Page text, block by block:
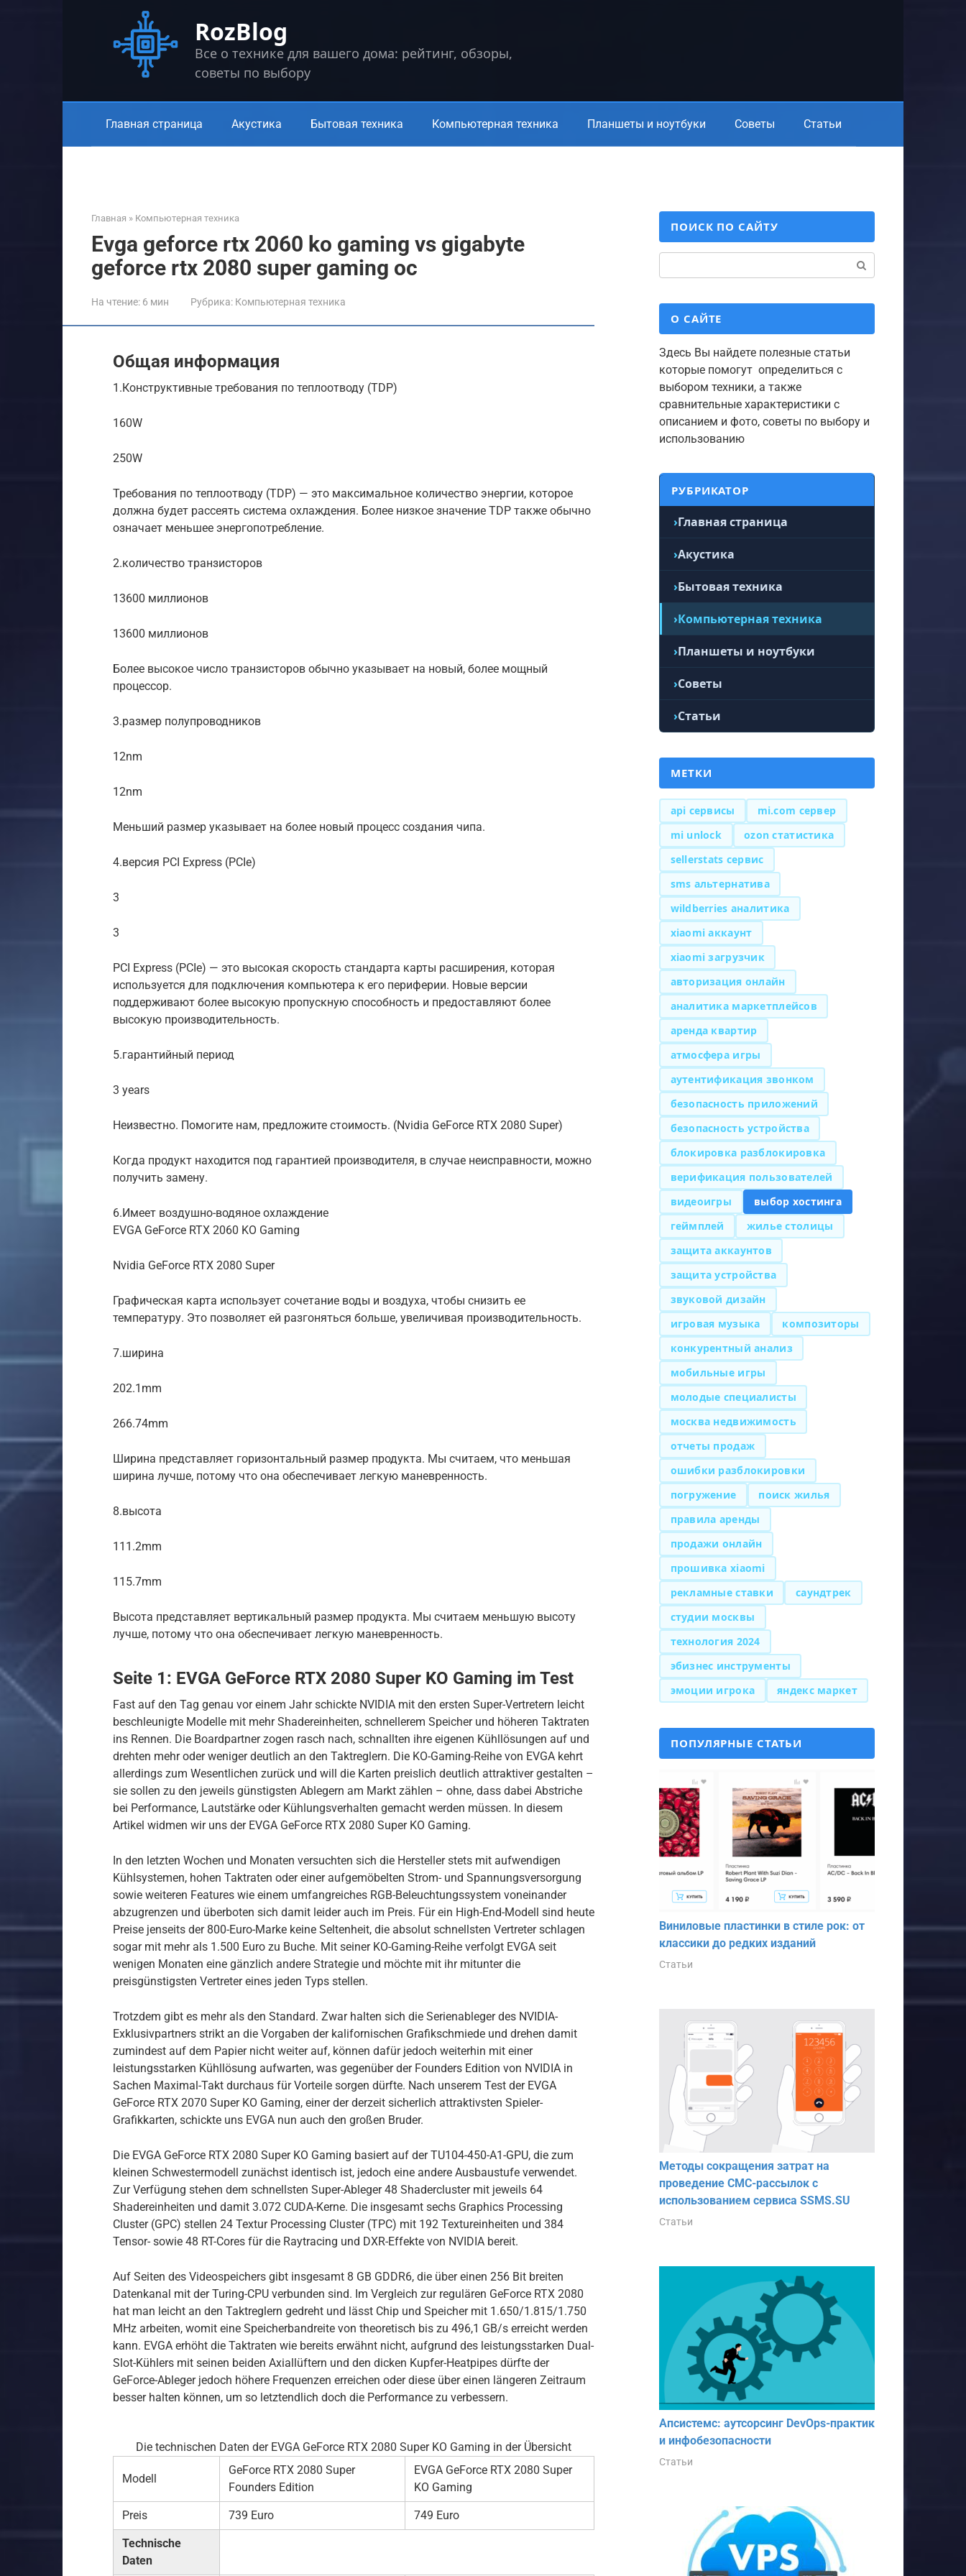
RozBlog
Все о технике для вашего дома: рейтинг, обзоры,
советы по выбору
Главная страница Акустика Бытовая техника Компьютерная техника Планшеты и ноутбуки Советы Статьи
Главная » Компьютерная техника
Evga geforce rtx 2060 ko gaming vs gigabyte
geforce rtx 2080 super gaming oc
На чтение: 6 мин Рубрика: Компьютерная техника
Общая информация
1.Конструктивные требования по теплоотводу (TDP)
160W
250W
Требования по теплоотводу (TDP) — это максимальное количество энергии, которое
должна будет рассеять система охлаждения. Более низкое значение TDP также обычно
означает меньшее энергопотребление.
2.количество транзисторов
13600 миллионов
13600 миллионов
Более высокое число транзисторов обычно указывает на новый, более мощный
процессор.
3.размер полупроводников
12nm
12nm
Меньший размер указывает на более новый процесс создания чипа.
4.версия PCI Express (PCIe)
3
3
PCI Express (PCIe) — это высокая скорость стандарта карты расширения, которая
используется для подключения компьютера к его периферии. Новые версии
поддерживают более высокую пропускную способность и предоставляют более
высокую производительность.
5.гарантийный период
3 years
Неизвестно. Помогите нам, предложите стоимость. (Nvidia GeForce RTX 2080 Super)
Когда продукт находится под гарантией производителя, в случае неисправности, можно
получить замену.
6.Имеет воздушно-водяное охлаждение
EVGA GeForce RTX 2060 KO Gaming
Nvidia GeForce RTX 2080 Super
Графическая карта использует сочетание воды и воздуха, чтобы снизить ее
температуру. Это позволяет ей разгоняться больше, увеличивая производительность.
7.ширина
202.1mm
266.74mm
Ширина представляет горизонтальный размер продукта. Мы считаем, что меньшая
ширина лучше, потому что она обеспечивает легкую маневренность.
8.высота
111.2mm
115.7mm
Высота представляет вертикальный размер продукта. Мы считаем меньшую высоту
лучше, потому что она обеспечивает легкую маневренность.
Seite 1: EVGA GeForce RTX 2080 Super KO Gaming im Test
Fast auf den Tag genau vor einem Jahr schickte NVIDIA mit den ersten Super-Vertretern leicht
beschleunigte Modelle mit mehr Shadereinheiten, schnellerem Speicher und höheren Taktraten
ins Rennen. Die Boardpartner zogen rasch nach, schnallten ihre eigenen Kühllösungen auf und
drehten mehr oder weniger deutlich an den Taktreglern. Die KO-Gaming-Reihe von EVGA kehrt
allerdings zum Wesentlichen zurück und will die Karten preislich deutlich attraktiver gestalten –
sie sollen zu den jeweils günstigsten Ablegern am Markt zählen – ohne, dass dabei Abstriche
bei Performance, Lautstärke oder Kühlungsverhalten gemacht werden müssen. In diesem
Artikel widmen wir uns der EVGA GeForce RTX 2080 Super KO Gaming.
In den letzten Wochen und Monaten versuchten sich die Hersteller stets mit aufwendigen
Kühlsystemen, hohen Taktraten oder einer aufgemöbelten Strom- und Spannungsversorgung
sowie weiteren Features wie einem umfangreiches RGB-Beleuchtungssystem voneinander
abzugrenzen und überboten sich damit leider auch im Preis. Für ein High-End-Modell sind heute
Preise jenseits der 800-Euro-Marke keine Seltenheit, die absolut schnellsten Vertreter schlagen
sogar mit mehr als 1.500 Euro zu Buche. Mit seiner KO-Gaming-Reihe verfolgt EVGA seit
wenigen Monaten eine gänzlich andere Strategie und möchte mit ihr mitunter die
preisgünstigsten Vertreter eines jeden Typs stellen.
Trotzdem gibt es mehr als den Standard. Zwar halten sich die Serienableger des NVIDIA-
Exklusivpartners strikt an die Vorgaben der kalifornischen Grafikschmiede und drehen damit
zumindest auf dem Papier nicht weiter auf, können dafür jedoch weiterhin mit einer
leistungsstarken Kühllösung aufwarten, was gegenüber der Founders Edition von NVIDIA in
Sachen Maximal-Takt durchaus für Vorteile sorgen dürfte. Nach unserem Test der EVGA
GeForce RTX 2070 Super KO Gaming, einer der derzeit sicherlich attraktivsten Spieler-
Grafikkarten, schickte uns EVGA nun auch den großen Bruder.
Die EVGA GeForce RTX 2080 Super KO Gaming basiert auf der TU104-450-A1-GPU, die zum
kleinen Schwestermodell zunächst identisch ist, jedoch eine andere Ausbaustufe verwendet.
Zur Verfügung stehen dem schnellsten Super-Ableger 48 Shadercluster mit jeweils 64
Shadereinheiten und damit 3.072 CUDA-Kerne. Die insgesamt sechs Graphics Processing
Cluster (GPC) stellen 24 Textur Processing Cluster (TPC) mit 192 Textureinheiten und 384
Tensor- sowie 48 RT-Cores für die Raytracing und DXR-Effekte von NVIDIA bereit.
Auf Seiten des Videospeichers gibt insgesamt 8 GB GDDR6, die über einen 256 Bit breiten
Datenkanal mit der Turing-CPU verbunden sind. Im Vergleich zur regulären GeForce RTX 2080
hat man leicht an den Taktreglern gedreht und lässt Chip und Speicher mit 1.650/1.815/1.750
MHz arbeiten, womit eine Speicherbandreite von theoretisch bis zu 496,1 GB/s erreicht werden
kann. EVGA erhöht die Taktraten wie bereits erwähnt nicht, aufgrund des leistungsstarken Dual-
Slot-Kühlers mit seinen beiden Axiallüftern und den dicken Kupfer-Heatpipes dürfte der
GeForce-Ableger jedoch höhere Frequenzen erreichen oder diese über einen längeren Zeitraum
besser halten können, um so letztendlich doch die Performance zu verbessern.
Die technischen Daten der EVGA GeForce RTX 2080 Super KO Gaming in der Übersicht
Modell
GeForce RTX 2080 Super
Founders Edition
EVGA GeForce RTX 2080 Super
KO Gaming
Preis 739 Euro 749 Euro
Technische
Daten
ПОИСК ПО САЙТУ
О САЙТЕ
Здесь Вы найдете полезные статьи
которые помогут определиться с
выбором техники, а также
сравнительные характеристики с
описанием и фото, советы по выбору и
использованию
РУБРИКАТОР
Главная страница
Акустика
Бытовая техника
Компьютерная техника
Планшеты и ноутбуки
Советы
Статьи
МЕТКИ
api сервисы
mi.com сервер
mi unlock
ozon статистика
sellerstats сервис
sms альтернатива
wildberries аналитика
xiaomi аккаунт
xiaomi загрузчик
авторизация онлайн
аналитика маркетплейсов
аренда квартир
атмосфера игры
аутентификация звонком
безопасность приложений
безопасность устройства
блокировка разблокировка
верификация пользователей
видеоигры
выбор хостинга
геймплей
жилье столицы
защита аккаунтов
защита устройства
звуковой дизайн
игровая музыка
композиторы
конкурентный анализ
мобильные игры
молодые специалисты
москва недвижимость
отчеты продаж
ошибки разблокировки
погружение
поиск жилья
правила аренды
продажи онлайн
прошивка xiaomi
рекламные ставки
саундтрек
студии москвы
технология 2024
эбизнес инструменты
эмоции игрока
яндекс маркет
ПОПУЛЯРНЫЕ СТАТЬИ
Виниловые пластинки в стиле рок: от
классики до редких изданий
Статьи
Методы сокращения затрат на
проведение СМС-рассылок с
использованием сервиса SSMS.SU
Статьи
Апсистемс: аутсорсинг DevOps-практик
и инфобезопасности
Статьи